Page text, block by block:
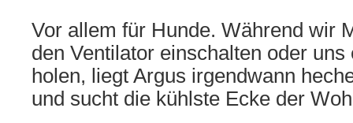
Vor allem für Hunde. Während wir
den Ventilator einschalten oder
holen, liegt Argus irgendwann
und sucht die kühlste Ecke der